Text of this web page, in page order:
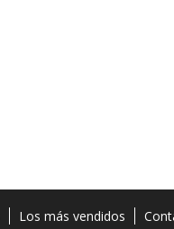
Los más vendidos